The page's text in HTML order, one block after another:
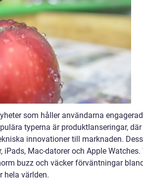
som håller användarna
typerna är produktlanseringar,
innovationer till marknaden.
iPads, Mac-datorer och Apple Watches.
buzz och väcker förväntningar
hela världen.